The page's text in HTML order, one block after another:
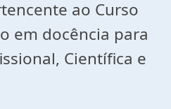
ao Curso
em docência para
Científica e